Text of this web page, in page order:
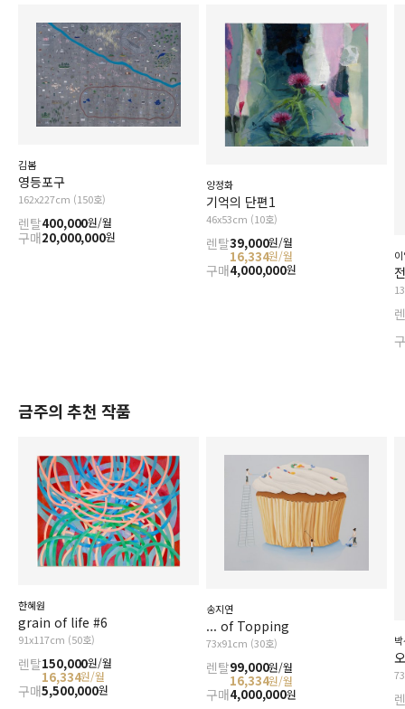
김봄
영등포구
162x227cm (150호)
렌탈400,000원/월
구매20,000,000원
양정화
기억의 단편1
46x53cm (10호)
렌탈39,000원/월
16,334원/월
구매4,000,000원
금주의 추천 작품
한혜원
grain of life #6
91x117cm (50호)
렌탈150,000원/월
16,334원/월
구매5,500,000원
송지연
... of Topping
73x91cm (30호)
렌탈99,000원/월
16,334원/월
구매4,000,000원